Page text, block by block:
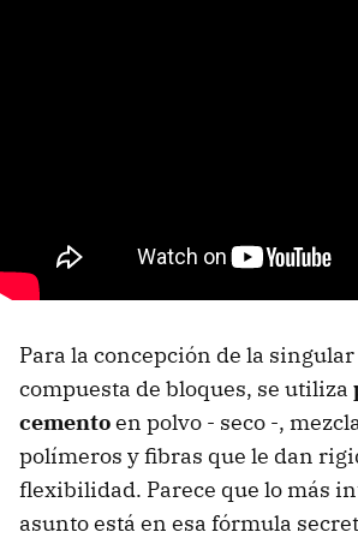
Para la concepción de la
compuesta de bloques, se utiliza
cementoen polvo - seco -,
polímeros y fibras que le dan
flexibilidad. Parece que lo más
asunto está en esa fórmula